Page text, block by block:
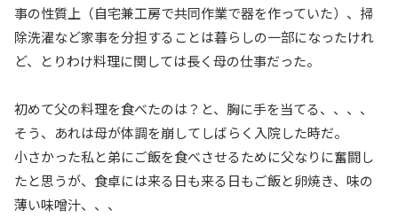
事の性質上（自宅兼工房で共同作業で器を作っていた）、掃
除洗濯など家事を分担することは暮らしの一部になったけれ
ど、とりわけ料理に関しては長く母の仕事だった。
初めて父の料理を食べたのは？と、胸に手を当てる、、、、
そう、あれは母が体調を崩してしばらく入院した時だ。
小さかった私と弟にご飯を食べさせるために父なりに奮闘し
たと思うが、食卓には来る日も来る日もご飯と卵焼き、味の
薄い味噌汁、、、